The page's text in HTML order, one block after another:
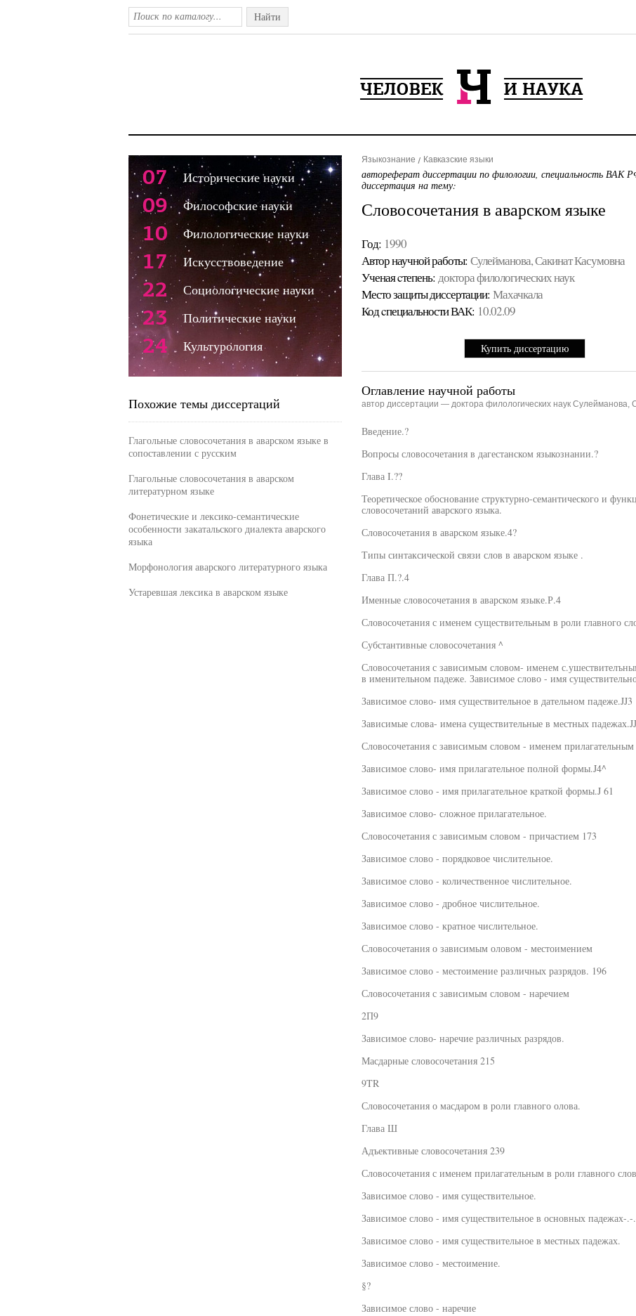
Найти
Языкознание Кавказские языки
автореферат диссертации по филологии, специальность ВАК
диссертация на тему:
Словосочетания в аварском языке
Год: 1990
Автор научной работы: Сулейманова, Сакинат Касумовна
Ученая cтепень: доктора филологических наук
Место защиты диссертации: Махачкала
Код cпециальности ВАК: 10.02.09
Купить диссертацию
Оглавление научной работы
автор диссертации — доктора филологических наук Сулейманова,
Введение.?
Вопросы словосочетания в дагестанском языкознании.?
Глава I.??
Теоретическое обоснование структурно-семантического и
словосочетаний аварского языка.
Словосочетания в аварском языке.4?
Типы синтаксической связи слов в аварском языке .
Глава П.?.4
Именные словосочетания в аварском языке.Р.4
Словосочетания с именем существительным в роли главного
Субстантивные словосочетания ^
Словосочетания с зависимым словом- именем
в именительном падеже. Зависимое слово - имя
Зависимое слово- имя существительное в дательном падеже.JJ3
Зависимые слова- имена существительные в местных
Словосочетания с зависимым словом - именем прилагательным
Зависимое слово- имя прилагательное полной формы.J4^
Зависимое слово - имя прилагательное краткой формы.J 61
Зависимое слово- сложное прилагательное.
Словосочетания с зависимым словом - причастием 173
Зависимое слово - порядковое числительное.
Зависимое слово - количественное числительное.
Зависимое слово - дробное числительное.
Зависимое слово - кратное числительное.
Словосочетания о зависимым оловом - местоимением
Зависимое слово - местоимение различных разрядов. 196
Словосочетания с зависимым словом - наречием
2П9
Зависимое слово- наречие различных разрядов.
Масдарные словосочетания 215
9TR
Словосочетания о масдаром в роли главного олова.
Глава Ш
Адъективные словосочетания 239
Словосочетания с именем прилагательным в роли главного
Зависимое слово - имя существительное.
Зависимое слово - имя существительное в основных падежах-
Зависимое слово - имя существительное в местных падежах.
Зависимое слово - местоимение.
§?
Зависимое слово - наречие
07 Исторические науки
09 Философские науки
10 Филологические науки
17 Искусствоведение
22 Социологические науки
23 Политические науки
24 Культурология
Похожие темы диссертаций
Глагольные словосочетания в аварском языке в
сопоставлении с русским
Глагольные словосочетания в аварском
литературном языке
Фонетические и лексико-семантические
особенности закатальского диалекта аварского
языка
Морфонология аварского литературного языка
Устаревшая лексика в аварском языке